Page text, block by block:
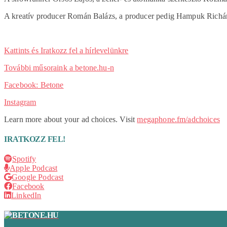
A kreatív producer Román Balázs, a producer pedig Hampuk
Kattints és Iratkozz fel a hírlevelünkre
További műsoraink a betone.hu-n
Facebook: Betone
Instagram
Learn more about your ad choices. Visitmegaphone.fm/adchoices
IRATKOZZ FEL!
Spotify
Apple Podcast
Google Podcast
Facebook
LinkedIn